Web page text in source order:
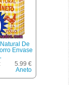
De
Envase
5.99 €
Aneto